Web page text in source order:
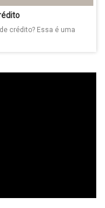
crédito? Essa é uma